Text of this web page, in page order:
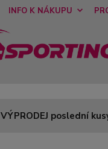
INFO K NÁKUPU
VÝPRODEJ poslední